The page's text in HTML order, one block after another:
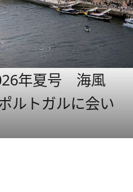
年夏号 海風
ルトガルに会い